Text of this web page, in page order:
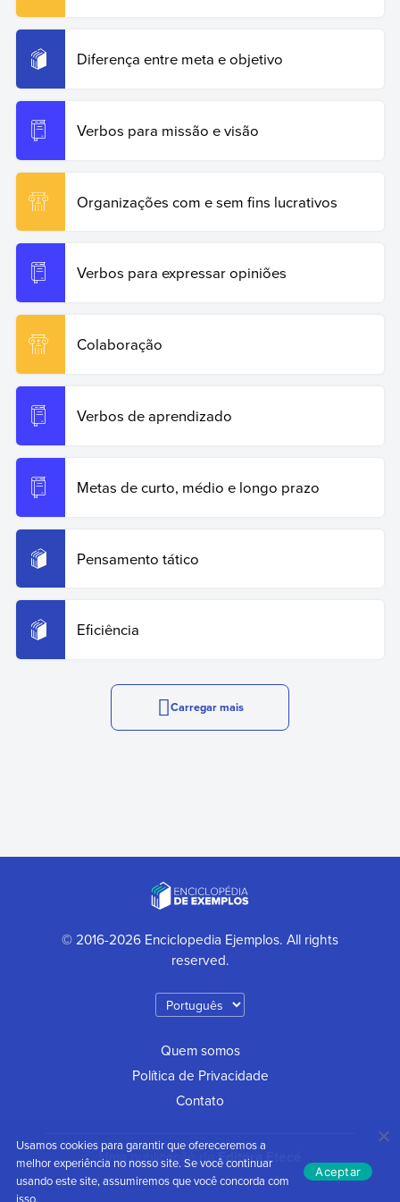
Diferença entre meta e objetivo
Verbos para missão e visão
Organizações com e sem fins lucrativos
Verbos para expressar opiniões
Colaboração
Verbos de aprendizado
Metas de curto, médio e longo prazo
Pensamento tático
Eficiência
Carregar mais
© 2016-2026 Enciclopedia Ejemplos. All rights
reserved.
Quem somos
Política de Privacidade
Contato
Uma publicação daEditora Etecé
Usamos cookies para garantir que ofereceremos a
melhor experiência no nosso site. Se você continuar
usando este site, assumiremos que você concorda com
isso.
Aceptar